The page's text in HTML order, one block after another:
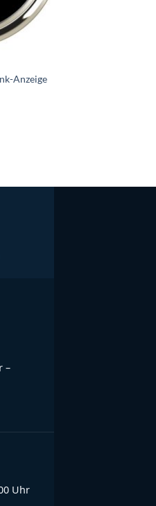
Anzeige
–
Uhr